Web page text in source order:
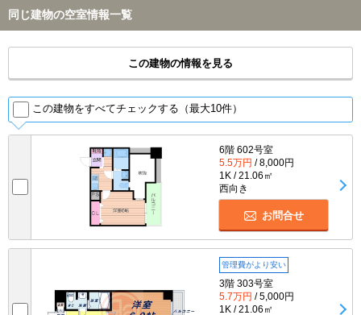
同じ建物の空室情報一覧
この建物の情報を見る
この建物をすべてチェックする（最大10件）
6階 602号室
5.5万円 / 8,000円
1K / 21.06㎡
西向き
お問合せ
管理費がより安い
3階 303号室
5.7万円 / 5,000円
1K / 21.06㎡